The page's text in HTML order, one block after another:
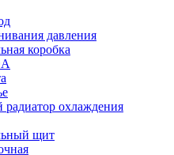
давления
коробка
охлаждения
щит